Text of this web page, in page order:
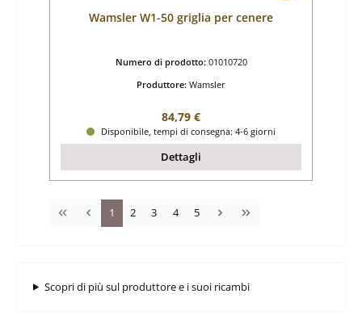
Wamsler W1-50 griglia per cenere
Numero di prodotto: 01010720
Produttore: Wamsler
Prezzo normale:
84,79 €
Disponibile, tempi di consegna: 4-6 giorni
Dettagli
Pagina
1 Pagina
2 Pagina
3 Pagina
4 Pagina
5
Scopri di più sul produttore e i suoi ricambi